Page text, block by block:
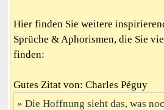
Hier finden Sie weitere
Sprüche & Aphorismen, die Sie
finden:
Gutes Zitat von: Charles Péguy
Die Hoffnung sieht das, was